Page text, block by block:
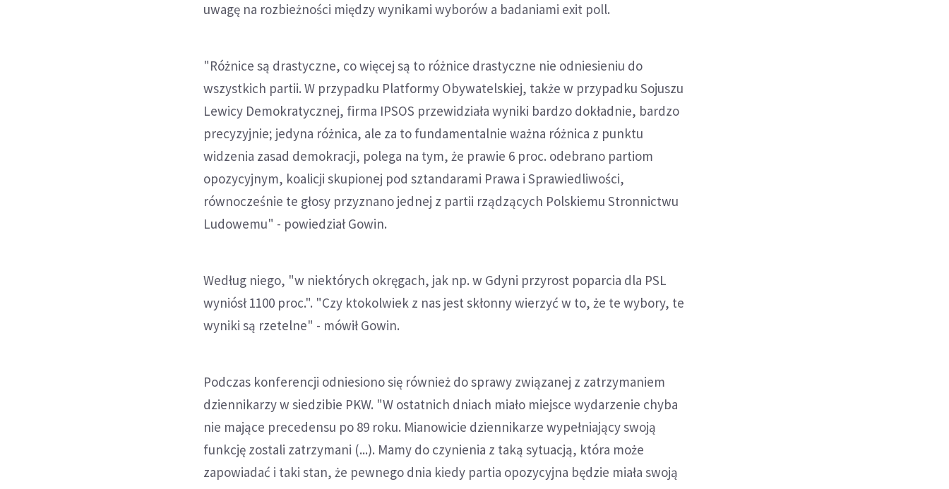
uwagę na rozbieżności między wynikami wyborów a badaniami exit poll.
"Różnice są drastyczne, co więcej są to różnice drastyczne nie odniesieniu do
wszystkich partii. W przypadku Platformy Obywatelskiej, także w przypadku Sojuszu
Lewicy Demokratycznej, firma IPSOS przewidziała wyniki bardzo dokładnie, bardzo
precyzyjnie; jedyna różnica, ale za to fundamentalnie ważna różnica z punktu
widzenia zasad demokracji, polega na tym, że prawie 6 proc. odebrano partiom
opozycyjnym, koalicji skupionej pod sztandarami Prawa i Sprawiedliwości,
równocześnie te głosy przyznano jednej z partii rządzących Polskiemu Stronnictwu
Ludowemu" - powiedział Gowin.
Według niego, "w niektórych okręgach, jak np. w Gdyni przyrost poparcia dla PSL
wyniósł 1100 proc.". "Czy ktokolwiek z nas jest skłonny wierzyć w to, że te wybory, te
wyniki są rzetelne" - mówił Gowin.
Podczas konferencji odniesiono się również do sprawy związanej z zatrzymaniem
dziennikarzy w siedzibie PKW. "W ostatnich dniach miało miejsce wydarzenie chyba
nie mające precedensu po 89 roku. Mianowicie dziennikarze wypełniający swoją
funkcję zostali zatrzymani (...). Mamy do czynienia z taką sytuacją, która może
zapowiadać i taki stan, że pewnego dnia kiedy partia opozycyjna będzie miała swoją